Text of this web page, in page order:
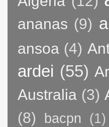
ananas (9)
ansoa (4)
ardei (55)
Australia (3)
(8) bacpn (1)